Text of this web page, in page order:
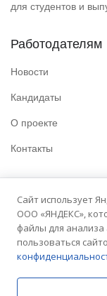
для студентов и
Работодателям
Новости
Кандидаты
О проекте
Контакты
Политика
Условия
Сайт университета
Сайт использует
ООО «ЯНДЕКС»,
файлы для
пользоваться